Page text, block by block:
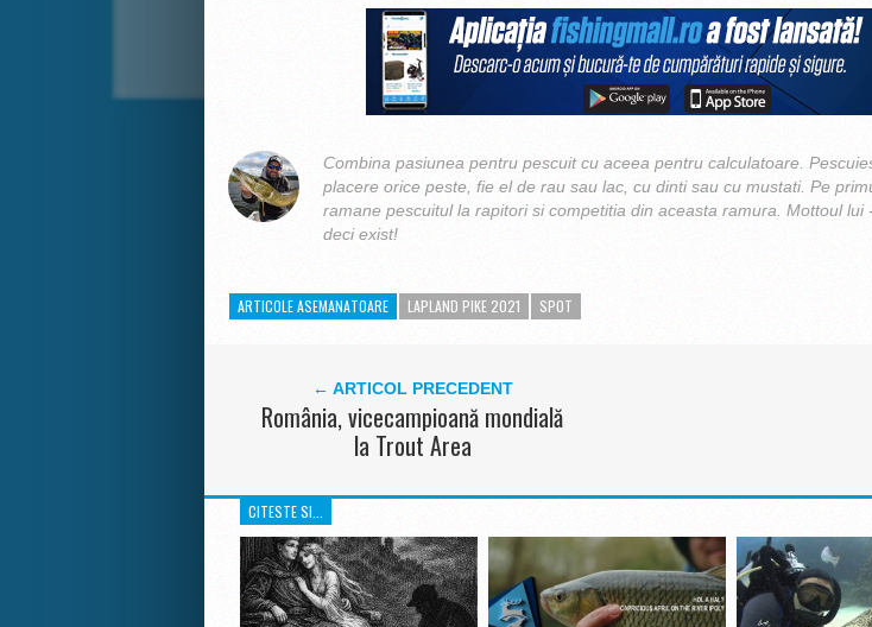
Combina pasiunea pentru pescuit cu aceea pentru calculatoare.
placere orice peste, fie el de rau sau lac, cu dinti sau cu mustati. Pe
ramane pescuitul la rapitori si competitia din aceasta ramura. Mottoul lui
deci exist!
ARTICOLE ASEMANATOARE LAPLAND PIKE 2021 SPOT
← ARTICOL PRECEDENT
România, vicecampioană mondială
la Trout Area
CITESTE SI...